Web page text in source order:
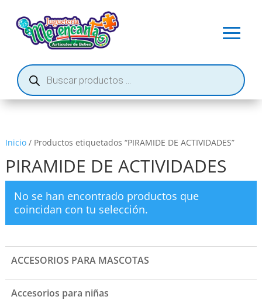
Búsqueda
de
productos
Inicio/ Productos etiquetados “PIRAMIDE DE ACTIVIDADES”
PIRAMIDE DE ACTIVIDADES
No se han encontrado productos que
coincidan con tu selección.
ACCESORIOS PARA MASCOTAS
Accesorios para niñas